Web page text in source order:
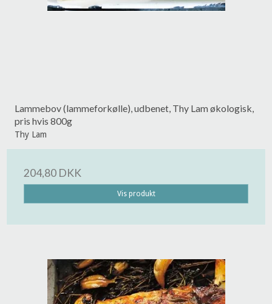
Lammebov (lammeforkølle), udbenet, Thy Lam økologisk,
pris hvis 800g
Thy Lam
204,80 DKK
Vis produkt